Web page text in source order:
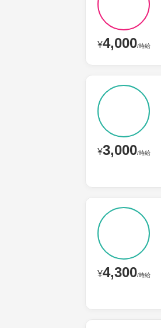
¥4,000/時給
¥3,000/時給
¥4,300/時給